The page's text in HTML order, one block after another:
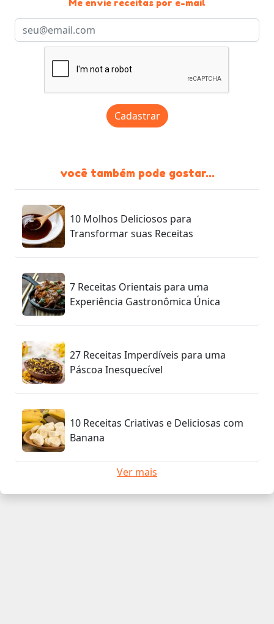
Me envie receitas por e-mail
Cadastrar
você também pode gostar...
10 Molhos Deliciosos para
Transformar suas Receitas
7 Receitas Orientais para uma
Experiência Gastronômica Única
27 Receitas Imperdíveis para uma
Páscoa Inesquecível
10 Receitas Criativas e Deliciosas com
Banana
Ver mais